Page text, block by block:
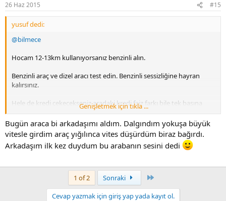
26 Haz 2015 #15
yusuf dedi:
@bilmece
Hocam 12-13km kullanıyorsanız benzinli alın.
Benzinli araç ve dizel aracı test edin. Benzinli sessizliğine hayran
kalırsınız.
Hele de kredi çekecekseniz aradaki kredi faiz farkı bile tek başına
yakıt fazlasını karşılar.
Dizel tabi ki daha ekonomik olacaktır. Ama vergi avantajı ve 1.2
motorun ekonomikliği birleşince çok güzel değerler ortaya çıkıyor.
Genişletmek için tıkla ...
Bugün araca bi arkadaşımı aldım. Dalgındım yokuşa büyük
vitesle girdim araç yığılınca vites düşürdüm biraz bağırdı.
Arkadaşım ilk kez duydum bu arabanın sesini dedi
1 of 2 Sonraki
Cevap yazmak için giriş yap yada kayıt ol.